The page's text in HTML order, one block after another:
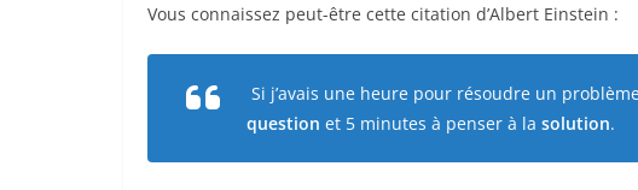
Vous connaissez peut-être cette citation d’Albert Einstein :
Si j’avais une heure pour résoudre un
question et 5 minutes à penser à la solution.